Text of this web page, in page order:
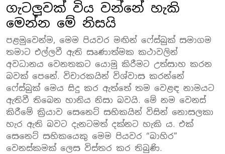
ගැටලුවක් විය වන්නේ හැකි
මෙන්න මේ නිසයි
පළමුවෙන්ම, මෙම පියවර මඟින් ෆේස්බුක් සමාගම
තමාට එල්ලවී ඇති සෘණාත්මක කථාවලින්
අවධානය වෙනතකට යොමු කිරීමට උත්සාහ කරන
බවක් පෙනේ. විචාරකයින් විශ්වාස කරන්නේ
ෆේස්බුක් මෙය සිදු කර ඇත්තේ තම වෙළඳ නාමයට
ඇතිවී තිබෙන හානිය නිසා බවයි. මේ නම වෙනස්
කිරීමේ ක්‍රියාව සෙනෙට් සභිකයින් විසින් නොසලකා
හැර ඇති බවට දැනටමත් දක්නට හැකි ය. එක්
සෙනෙට් සභිකයෙකු මෙම පියවර “බාහිර”
වෙනස්කමක් ලෙස විස්තර කර තිබුණි.